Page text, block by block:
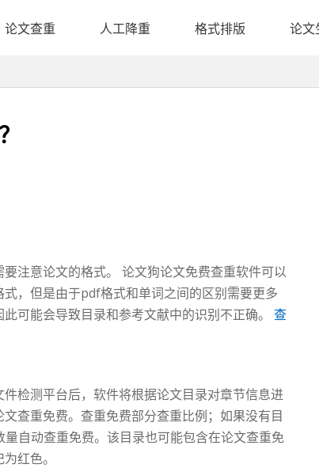
论文查重 人工降重 格式排版 论文
注意论文的格式。 论文狗论文免费查重软件可以
，但是由于pdf格式和单词之间的区别需要更多
可能会导致目录和参考文献中的识别不正确。 查
检测平台后，软件将根据论文目录对章节信息进
查重免费。查重免费部分查重比例；如果没有目
自动查重免费。该目录也可能包含在论文查重免
红色。